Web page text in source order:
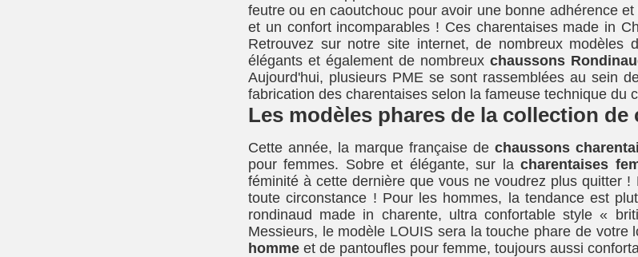
feutre ou en caoutchouc pour avoir une bonne adhérence
et un confort incomparables ! Ces charentaises made in
Retrouvez sur notre site internet, de nombreux modèles
élégants et également de nombreux chaussons
Aujourd'hui, plusieurs PME se sont rassemblées au sein
fabrication des charentaises selon la fameuse technique du
Les modèles phares de la collection
Cette année, la marque française dechaussons
pour femmes. Sobre et élégante, sur lacharentaises
féminité à cette dernière que vous ne voudrez plus quitter
toute circonstance ! Pour les hommes, la tendance est
rondinaud made in charente, ultra confortable style «
Messieurs, le modèle LOUIS sera la touche phare de votre
homme et de pantoufles pour femme, toujours aussi